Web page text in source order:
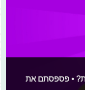
• פספסתם את